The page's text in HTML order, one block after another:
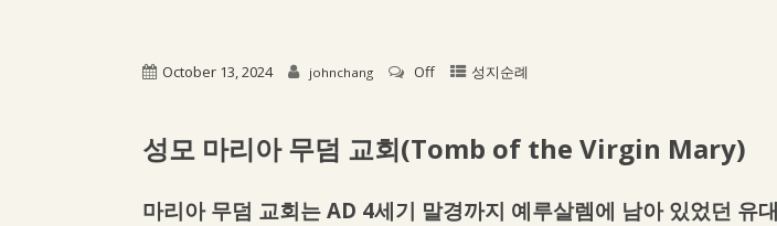
October 13, 2024 johnchang Off 성지순례
성모 마리아 무덤 교회(Tomb of the Virgin Mary)
마리아 무덤 교회는 AD 4세기 말경까지 예루살렘에 남아 있었던 유